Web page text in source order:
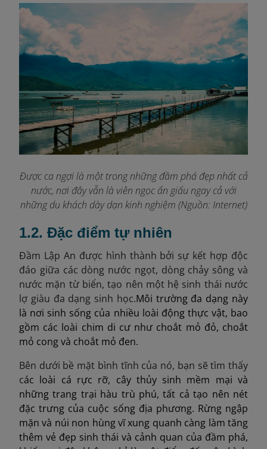
Được ca ngợi là một trong những đầm phá đẹp nhất cả
nước, nơi đây vẫn là viên ngọc ẩn giấu ngay cả với
những du khách dày dạn kinh nghiệm (Nguồn: Internet)
1.2. Đặc điểm tự nhiên
Đầm Lập An được hình thành bởi sự kết hợp độc
đáo giữa các dòng nước ngọt, dòng chảy sông và
nước mặn từ biển, tạo nên một hệ sinh thái nước
lợ giàu đa dạng sinh học.Môi trường đa dạng này
là nơi sinh sống của nhiều loài động thực vật, bao
gồm các loài chim di cư như choắt mỏ đỏ, choắt
mỏ cong và choắt mỏ đen.
Bên dưới bề mặt bình tĩnh của nó, bạn sẽ tìm thấy
các loài cá rực rỡ, cây thủy sinh mềm mại và
những trang trại hàu trù phú, tất cả tạo nên nét
đặc trưng của cuộc sống địa phương. Rừng ngập
mặn và núi non hùng vĩ xung quanh càng làm tăng
thêm vẻ đẹp sinh thái và cảnh quan của đầm phá,